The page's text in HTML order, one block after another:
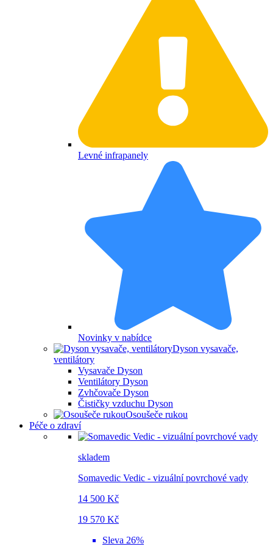
Levné infrapanely
Novinky v nabídce
Dyson vysavače,
ventilátory
Vysavače Dyson
Ventilátory Dyson
Zvhčovače Dyson
Čističky vzduchu Dyson
Osoušeče rukou
Péče o zdraví
skladem
Somavedic Vedic - vizuální povrchové vady
14 500 Kč
19 570 Kč
Sleva 26%